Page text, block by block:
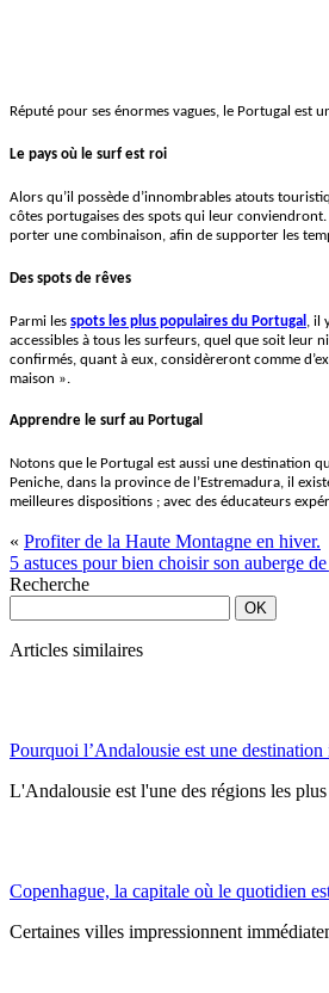
Réputé pour ses énormes vagues, le Portugal est
Le pays où le surf est roi
Alors qu’il possède d’innombrables atouts
côtes portugaises des spots qui leur conviendront.
porter une combinaison, afin de supporter les
Des spots de rêves
Parmi les spots les plus populaires du Portugal
,
accessibles à tous les surfeurs, quel que soit leur
confirmés, quant à eux, considèreront comme
maison ».
Apprendre le surf au Portugal
Notons que le Portugal est aussi une destination
Peniche, dans la province de l’Estremadura, il
meilleures dispositions ; avec des éducateurs
« Profiter de la Haute Montagne en hiver.
5 astuces pour bien choisir son auberge
Recherche
Articles similaires
Pourquoi l’Andalousie est une
L'Andalousie est l'une des régions les
Copenhague, la capitale où le quotidien
Certaines villes impressionnent